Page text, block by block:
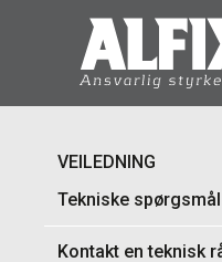
VEILEDNING
Tekniske spørgsmål
Kontakt en teknisk